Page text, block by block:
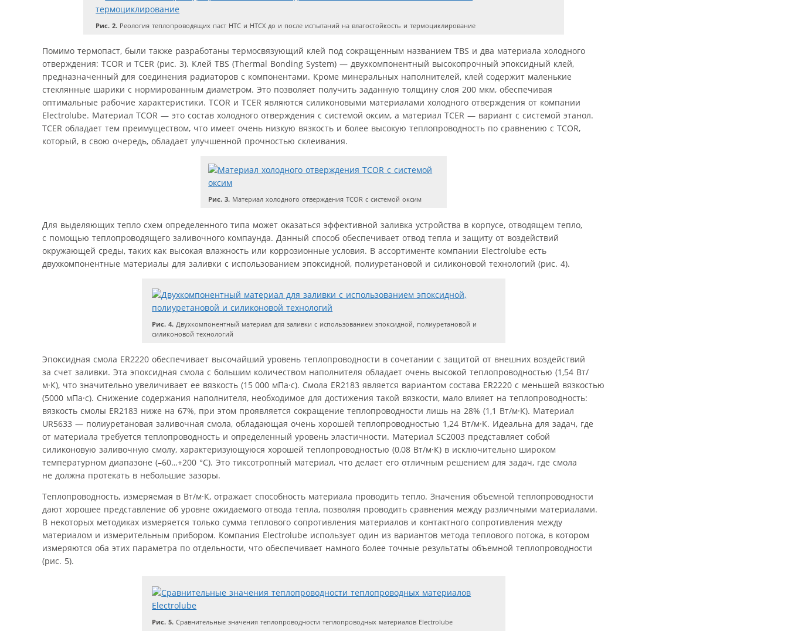
Рис. 2. Реология теплопроводящих паст HTC и HTCX до и после испытаний на влагостойкость и термоциклирование
Помимо термопаст, были также разработаны термосвязующий клей под сокращенным названием TBS и два материала холодного
отверждения: TCOR и TCER (рис. 3). Клей TBS (Thermal Bonding System) — двухкомпонентный высокопрочный эпоксидный клей,
предназначенный для соединения радиаторов с компонентами. Кроме минеральных наполнителей, клей содержит маленькие
стеклянные шарики с нормированным диаметром. Это позволяет получить заданную толщину слоя 200 мкм, обеспечивая
оптимальные рабочие характеристики. TCOR и TCER являются силиконовыми материалами холодного отверждения от компании
Electrolube. Материал TCOR — это состав холодного отверждения с системой оксим, а материал TCER — вариант с системой этанол.
TCER обладает тем преимуществом, что имеет очень низкую вязкость и более высокую теплопроводность по сравнению с TCOR,
который, в свою очередь, обладает улучшенной прочностью склеивания.
Рис. 3. Материал холодного отверждения TCOR с системой оксим
Для выделяющих тепло схем определенного типа может оказаться эффективной заливка устройства в корпусе, отводящем тепло,
с помощью теплопроводящего заливочного компаунда. Данный способ обеспечивает отвод тепла и защиту от воздействий
окружающей среды, таких как высокая влажность или коррозионные условия. В ассортименте компании Electrolube есть
двухкомпонентные материалы для заливки с использованием эпоксидной, полиуретановой и силиконовой технологий (рис. 4).
Рис. 4. Двухкомпонентный материал для заливки с использованием эпоксидной, полиуретановой и
силиконовой технологий
Эпоксидная смола ER2220 обеспечивает высочайший уровень теплопроводности в сочетании с защитой от внешних воздействий
за счет заливки. Эта эпоксидная смола с большим количеством наполнителя обладает очень высокой теплопроводностью (1,54 Вт/
м·К), что значительно увеличивает ее вязкость (15 000 мПа·с). Смола ER2183 является вариантом состава ER2220 с меньшей вязкостью
(5000 мПа·с). Снижение содержания наполнителя, необходимое для достижения такой вязкости, мало влияет на теплопроводность:
вязкость смолы ER2183 ниже на 67%, при этом проявляется сокращение теплопроводности лишь на 28% (1,1 Вт/м·К). Материал
UR5633 — полиуретановая заливочная смола, обладающая очень хорошей теплопроводностью 1,24 Вт/м·К. Идеальна для задач, где
от материала требуется теплопроводность и определенный уровень эластичности. Материал SC2003 представляет собой
силиконовую заливочную смолу, характеризующуюся хорошей теплопроводностью (0,08 Вт/м·К) в исключительно широком
температурном диапазоне (–60…+200 °C). Это тиксотропный материал, что делает его отличным решением для задач, где смола
не должна протекать в небольшие зазоры.
Теплопроводность, измеряемая в Вт/м·К, отражает способность материала проводить тепло. Значения объемной теплопроводности
дают хорошее представление об уровне ожидаемого отвода тепла, позволяя проводить сравнения между различными материалами.
В некоторых методиках измеряется только сумма теплового сопротивления материалов и контактного сопротивления между
материалом и измерительным прибором. Компания Electrolube использует один из вариантов метода теплового потока, в котором
измеряются оба этих параметра по отдельности, что обеспечивает намного более точные результаты объемной теплопроводности
(рис. 5).
Рис. 5. Сравнительные значения теплопроводности теплопроводных материалов Electrolube